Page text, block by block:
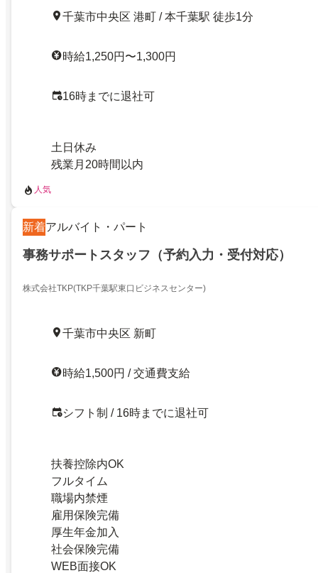
千葉市中央区 港町 / 本千葉駅 徒歩1分
時給1,250円〜1,300円
16時までに退社可
土日休み
残業月20時間以内
人気
新着アルバイト・パート
事務サポートスタッフ（予約入力・受付対応）
株式会社TKP(TKP千葉駅東口ビジネスセンター)
千葉市中央区 新町
時給1,500円 / 交通費支給
シフト制 / 16時までに退社可
扶養控除内OK
フルタイム
職場内禁煙
雇用保険完備
厚生年金加入
社会保険完備
WEB面接OK